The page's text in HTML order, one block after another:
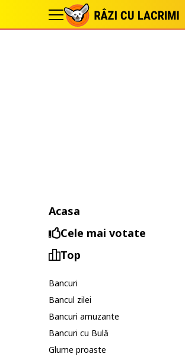
Acasa
Cele mai votate
Top
Bancuri
Bancul zilei
Bancuri amuzante
Bancuri cu Bulă
Glume proaste